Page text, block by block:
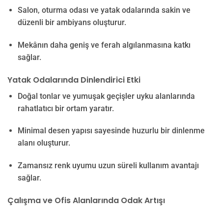
Salon, oturma odası ve yatak odalarında sakin ve
düzenli bir ambiyans oluşturur.
Mekânın daha geniş ve ferah algılanmasına katkı
sağlar.
Yatak Odalarında Dinlendirici Etki
Doğal tonlar ve yumuşak geçişler uyku alanlarında
rahatlatıcı bir ortam yaratır.
Minimal desen yapısı sayesinde huzurlu bir dinlenme
alanı oluşturur.
Zamansız renk uyumu uzun süreli kullanım avantajı
sağlar.
Çalışma ve Ofis Alanlarında Odak Artışı